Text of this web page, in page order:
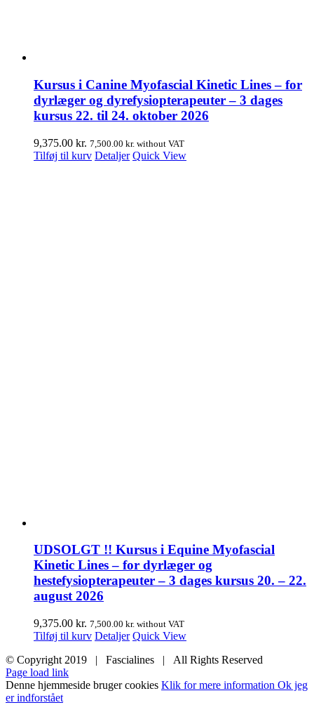
Kursus i Canine Myofascial Kinetic Lines – for
dyrlæger og dyrefysiopterapeuter – 3 dages
kursus 22. til 24. oktober 2026
9,375.00 kr. 7,500.00 kr. without VAT
Tilføj til kurv Detaljer Quick View
UDSOLGT !! Kursus i Equine Myofascial
Kinetic Lines – for dyrlæger og
hestefysiopterapeuter – 3 dages kursus 20. – 22.
august 2026
9,375.00 kr. 7,500.00 kr. without VAT
Tilføj til kurv Detaljer Quick View
© Copyright 2019 | Fascialines | All Rights Reserved
Page load link
Denne hjemmeside bruger cookies Klik for mere information Ok jeg
er indforstået